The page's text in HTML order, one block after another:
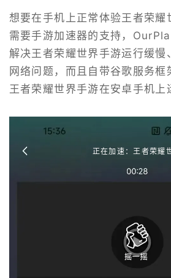
想要在手机上正常体验王者荣耀
需要手游加速器的支持，
解决王者荣耀世界手游运行缓慢
网络问题，而且自带谷歌服务框
王者荣耀世界手游在安卓手机上
正在加速：王者荣耀